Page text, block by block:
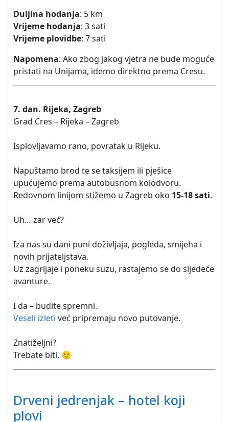
Duljina hodanja: 5 km
Vrijeme hodanja: 3 sati
Vrijeme plovidbe: 7 sati
Napomena: Ako zbog jakog vjetra ne bude moguće
pristati na Unijama, idemo direktno prema Cresu.
7. dan. Rijeka, Zagreb
Grad Cres – Rijeka – Zagreb
Isplovljavamo rano, povratak u Rijeku.
Napuštamo brod te se taksijem ili pješice
upućujemo prema autobusnom kolodvoru.
Redovnom linijom stižemo u Zagreb oko 15-18 sati.
Uh… zar već?
Iza nas su dani puni doživljaja, pogleda, smijeha i
novih prijateljstava.
Uz zagrljaje i poneku suzu, rastajemo se do sljedeće
avanture.
I da – budite spremni.
Veseli izleti već pripremaju novo putovanje.
Znatiželjni?
Trebate biti. 🙂
Drveni jedrenjak – hotel koji
plovi